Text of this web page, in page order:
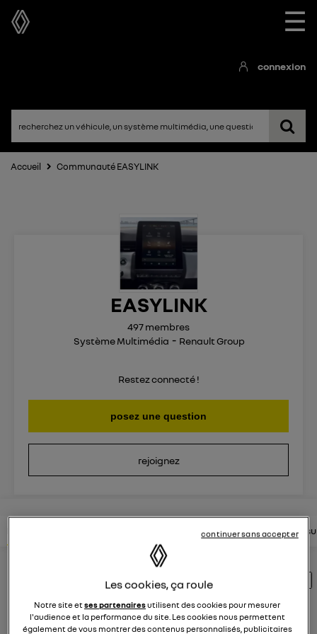
☰
connexion
Accueil Communauté EASYLINK
EASYLINK
Système Multimédia Renault Group
497membres
Restez connecté !
posez une question
rejoignez
consultez la brochure
Découvrez les 348 questions sur EASYLINK
Les cookies, ça roule
Notre site etses partenairesutilisent des cookies pour mesurer
l'audience et la performance du site. Les cookies nous permettent
également de vous montrer des contenus personnalisés, publicitaires
continuer sans accepter